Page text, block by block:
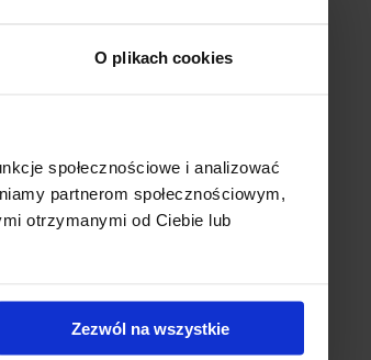
O plikach cookies
społecznościowe i analizować
partnerom społecznościowym,
otrzymanymi od Ciebie lub
Zezwól na wszystkie